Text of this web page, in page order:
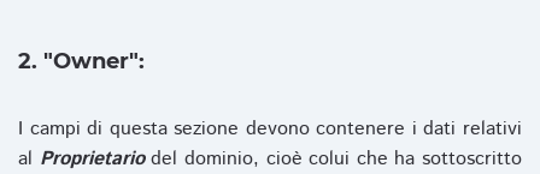
2. "Owner":
I campi di questa sezione devono contenere i dati relativi
al Proprietariodel dominio, cioè colui che ha sottoscritto